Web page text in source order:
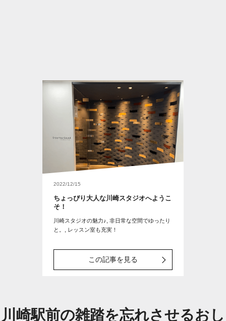
2022/12/15
ちょっぴり大人な川崎スタジオへようこ
そ！
川崎スタジオの魅力♪, 非日常な空間でゆったり
と。, レッスン室も充実！
この記事を見る
川崎駅前の雑踏を忘れさせるおし